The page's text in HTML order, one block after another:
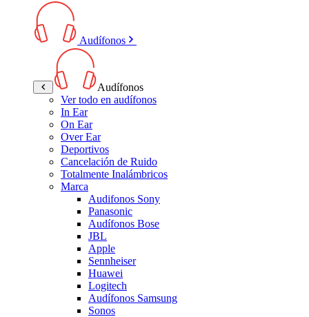
Audífonos
Audífonos
Ver todo en audífonos
In Ear
On Ear
Over Ear
Deportivos
Cancelación de Ruido
Totalmente Inalámbricos
Marca
Audifonos Sony
Panasonic
Audífonos Bose
JBL
Apple
Sennheiser
Huawei
Logitech
Audífonos Samsung
Sonos